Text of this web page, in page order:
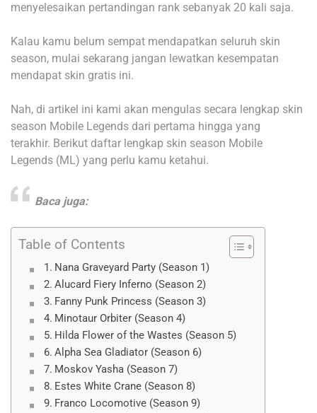
menyelesaikan pertandingan rank sebanyak 20 kali saja.
Kalau kamu belum sempat mendapatkan seluruh skin
season, mulai sekarang jangan lewatkan kesempatan
mendapat skin gratis ini.
Nah, di artikel ini kami akan mengulas secara lengkap skin
season Mobile Legends dari pertama hingga yang
terakhir. Berikut daftar lengkap skin season Mobile
Legends (ML) yang perlu kamu ketahui.
Baca juga:
Table of Contents
Nana Graveyard Party (Season 1)
Alucard Fiery Inferno (Season 2)
Fanny Punk Princess (Season 3)
Minotaur Orbiter (Season 4)
Hilda Flower of the Wastes (Season 5)
Alpha Sea Gladiator (Season 6)
Moskov Yasha (Season 7)
Estes White Crane (Season 8)
Franco Locomotive (Season 9)